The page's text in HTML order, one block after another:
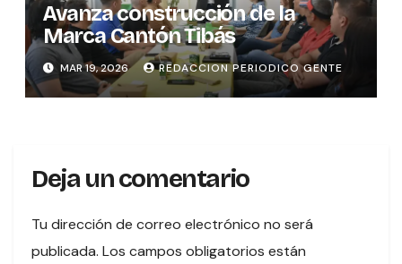
Avanza construcción de la
Marca Cantón Tibás
MAR 19, 2026 REDACCION PERIODICO GENTE
Deja un comentario
Tu dirección de correo electrónico no será
publicada. Los campos obligatorios están